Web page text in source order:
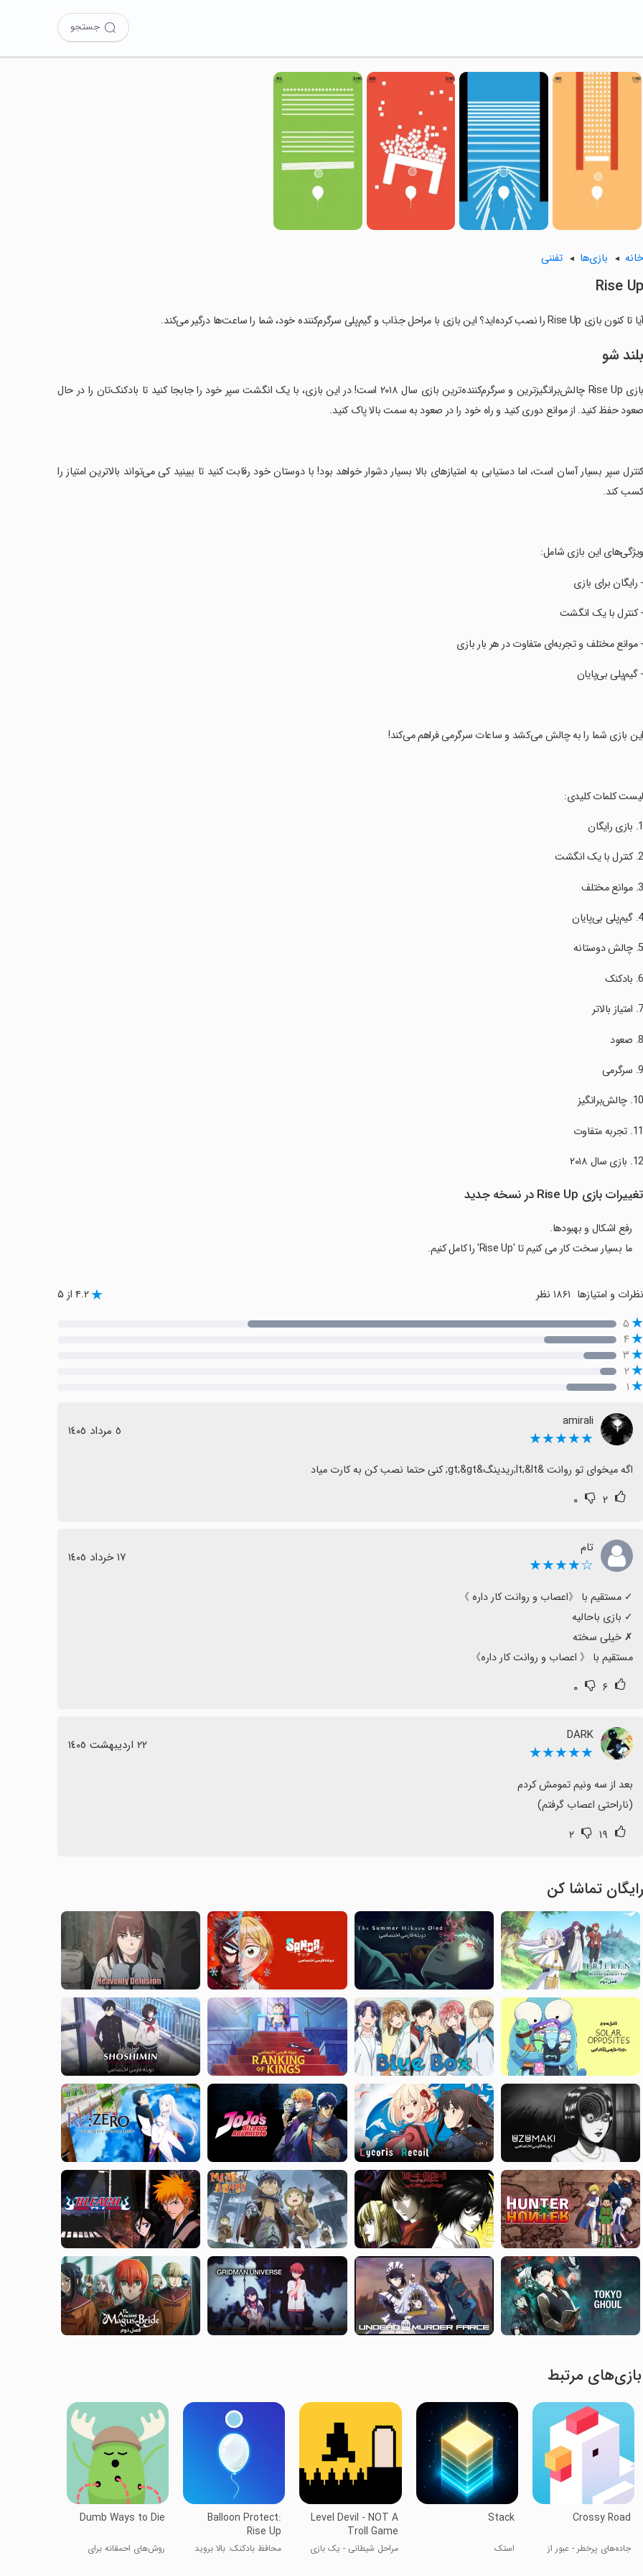
جستجو
خانه بازی‌ها تفننی
Rise Up
آیا تا کنون بازی Rise Up را نصب کرده‌اید؟ این بازی با مراحل جذاب و گیم‌پلی سرگرم‌کننده خود، شما را ساعت‌ها درگیر می‌کند.
بلند شو
بازی Rise Up چالش‌برانگیزترین و سرگرم‌کننده‌ترین بازی سال ۲۰۱۸ است! در این بازی، با یک انگشت سپر خود را جابجا کنید تا بادکنک‌تان را در حال
صعود حفظ کنید. از موانع دوری کنید و راه خود را در صعود به سمت بالا پاک کنید.
‏کنترل سپر بسیار آسان است، اما دستیابی به امتیازهای بالا بسیار دشوار خواهد بود! با دوستان خود رقابت کنید تا ببینید کی می‌تواند بالاترین امتیاز را
کسب کند.
‏ویژگی‌های این بازی شامل:
‏- رایگان برای بازی
‏- کنترل با یک انگشت
‏- موانع مختلف و تجربه‌ای متفاوت در هر بار بازی
‏- گیم‌پلی بی‌پایان
‏این بازی شما را به چالش می‌کشد و ساعات سرگرمی فراهم می‌کند!
‏لیست کلمات کلیدی:
تغییرات بازی Rise Up در نسخه جدید
رفع اشکال و بهبودها.
ما بسیار سخت کار می کنیم تا 'Rise Up' را کامل کنیم.
نظرات و امتیازها ۴.۲ از ۵
۵
۴
۳
۲
۱
amirali
★★★★★ ٥ مرداد ١٤٠٥
اگه میخوای تو روانت &lt;&lt;ریدینگ&gt;&gt; کنی حتما نصب کن به کارت میاد
۲ ۰
تام
☆★★★★ ١٧ خرداد ١٤٠٥
مستقیم با 《 اعصاب و روانت کار داره》
۶ ۰
DARK
★★★★★ ٢٢ اردیبهشت ١٤٠٥
(ناراحتی اعصاب گرفتم)
۱۹ ۲
رایگان تماشا کن
بازی‌های مرتبط
Crossy Road
جاده‌های پرخطر - عبور از
Stack
استک
Level Devil - NOT A
Troll Game
مراحل شیطانی - یک بازی
Balloon Protect:
Rise Up
محافظ بادکنک: بالا بروید
Dumb Ways to Die
روش‌های احمقانه برای